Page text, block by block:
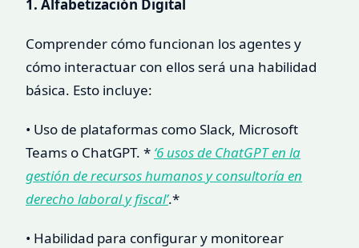
1. Alfabetización Digital
Comprender cómo funcionan los agentes y
cómo interactuar con ellos será una habilidad
básica. Esto incluye:
• Uso de plataformas como Slack, Microsoft
Teams o ChatGPT. * ‘6 usos de ChatGPT en la
gestión de recursos humanos y consultoría en
derecho laboral y fiscal’.*
• Habilidad para configurar y monitorear